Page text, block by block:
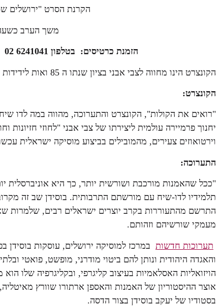
הקרנת הסרט "ירושלים
משך הערב
הזמנת כרטיסים: בטלפון 6241041 02 פקס 02-6259252 מייל
הקונצרט הינו מחווה לצבי אבני בציון שנתו ה 85 ואות לידידות המיוחדת בין שני האמנים, בוסידן ואבני.
הקונצרט:
"רואים את הקולות", הקונצרט והתערוכה, מהווה במה לדו
יחנוך פרמיירה עולמית ליצירתו של צבי אבני "לחוזי
וירטואוזים צעירים, מהמובילים בביצוע מוסיקה ישראלית
התערוכה:
"ככל שהאמנות מורכבת ושורשית יותר, כך היא
תלמידיו לדו-שיח עם מורשתם התרבותית. בוסידן שב זה
התרשם מהתעוררות בקרב יוצרים ישראלים רבים, שלמרות
מעמקי שורשיהם וזהותם.
תערוכות חדשות במרכז למוסיקה ירושלים, עוסקות
והאגדה היהודית ונותן להם ביטוי מודרני, מופשט, פואטי
הויזואליות האסלאמיות בעיצוב קליגרפי, ובקליגרפיה שלו
אוצר ההיסטוריון של האמנות והאספן ארתורו שוורץ
בסטודיו של יעקב בוסידן בצור הדסה.